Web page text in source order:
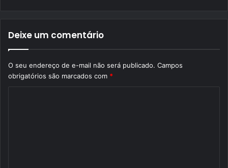
Deixe um comentário
O seu endereço de e-mail não será publicado. Campos
obrigatórios são marcados com *